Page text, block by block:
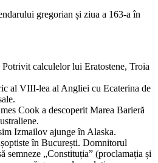
gregorian și ziua a 163-a în
calculelor lui Eratostene, Troia
al VIII-lea al Angliei cu Ecaterina de
Cook a descoperit Marea Barieră
Izmailov ajunge în Alaska.
în București. Domnitorul
semneze „Constituția” (proclamația și